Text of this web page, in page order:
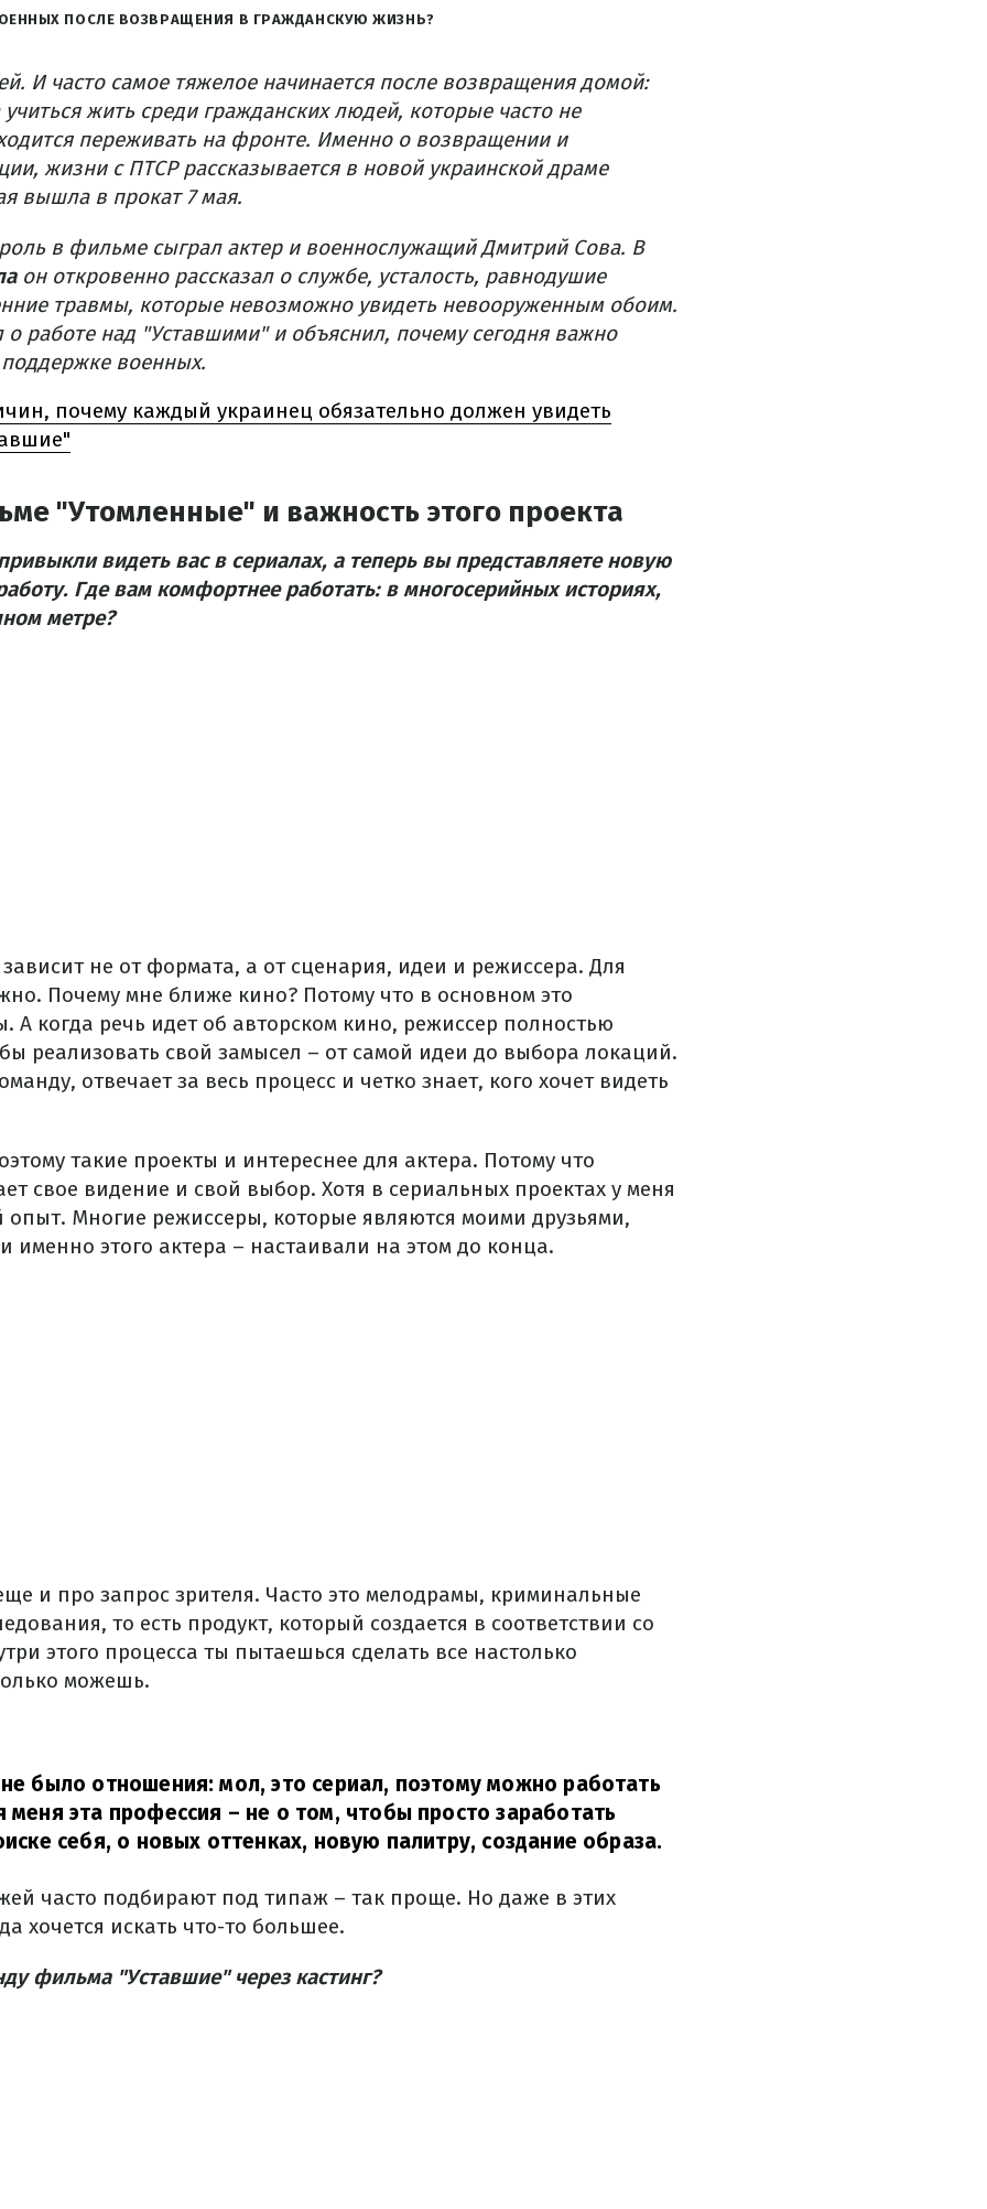
ПОСЛЕ ВОЗВРАЩЕНИЯ В ГРАЖДАНСКУЮ ЖИЗНЬ?
И часто самое тяжелое начинается после возвращения домой:
жить среди гражданских людей, которые часто не
переживать на фронте. Именно о возвращении и
жизни с ПТСР рассказывается в новой украинской драме
вышла в прокат 7 мая.
в фильме сыграл актер и военнослужащий Дмитрий Сова. В
он откровенно рассказал о службе, усталость, равнодушие
травмы, которые невозможно увидеть невооруженным обоим.
работе над "Уставшими" и объяснил, почему сегодня важно
военных.
почему каждый украинец обязательно должен увидеть
"Утомленные" и важность этого проекта
видеть вас в сериалах, а теперь вы представляете новую
Где вам комфортнее работать: в многосерийных историях,
метре?
не от формата, а от сценария, идеи и режиссера. Для
Почему мне ближе кино? Потому что в основном это
А когда речь идет об авторском кино, режиссер полностью
реализовать свой замысел – от самой идеи до выбора локаций.
отвечает за весь процесс и четко знает, кого хочет видеть
такие проекты и интереснее для актера. Потому что
свое видение и свой выбор. Хотя в сериальных проектах у меня
Многие режиссеры, которые являются моими друзьями,
именно этого актера – настаивали на этом до конца.
и про запрос зрителя. Часто это мелодрамы, криминальные
то есть продукт, который создается в соответствии со
этого процесса ты пытаешься сделать все настолько
можешь.
было отношения: мол, это сериал, поэтому можно работать
эта профессия – не о том, чтобы просто заработать
себя, о новых оттенках, новую палитру, создание образа.
часто подбирают под типаж – так проще. Но даже в этих
хочется искать что-то большее.
фильма "Уставшие" через кастинг?